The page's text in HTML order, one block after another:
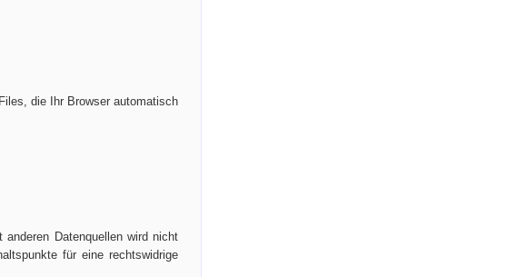
die Ihr Browser automatisch
Datenquellen wird nicht
für eine rechtswidrige